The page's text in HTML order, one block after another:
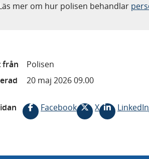
mer om hur polisen behandlar
från
Polisen
20 maj 2026 09.00
Facebook X LinkedIn